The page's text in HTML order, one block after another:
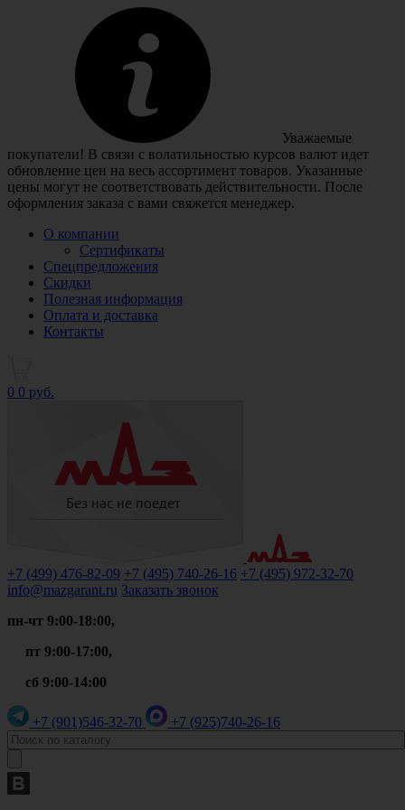
Уважаемые
покупатели! В связи с волатильностью курсов валют идет
обновление цен на весь ассортимент товаров. Указанные
цены могут не соответствовать действительности. После
оформления заказа с вами свяжется менеджер.
О компании
Сертификаты
Спецпредложения
Скидки
Полезная информация
Оплата и доставка
Контакты
0 0 руб.
+7 (499) 476-82-09 +7 (495) 740-26-16 +7 (495) 972-32-70
info@mazgarant.ru Заказать звонок
пн-чт 9:00-18:00,
пт 9:00-17:00,
сб 9:00-14:00
+7 (901)546-32-70 +7 (925)740-26-16